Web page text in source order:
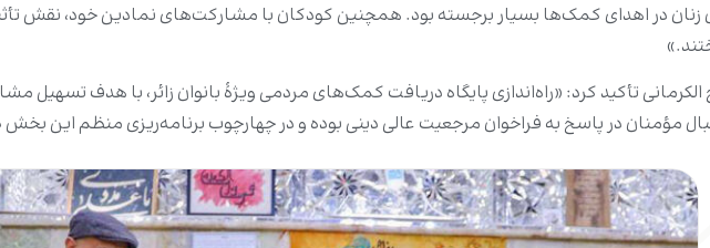
در اهدای کمک‌ها بسیار برجسته بود. همچنین کودکان با مشارکت‌های نمادین خود، نقش
تأکید کرد: «راه‌اندازی پایگاه دریافت کمک‌های مردمی ویژۀ بانوان زائر، با هدف تسهیل
مؤمنان در پاسخ به فراخوان مرجعیت عالی دینی بوده و در چهارچوب برنامه‌ریزی منظم این